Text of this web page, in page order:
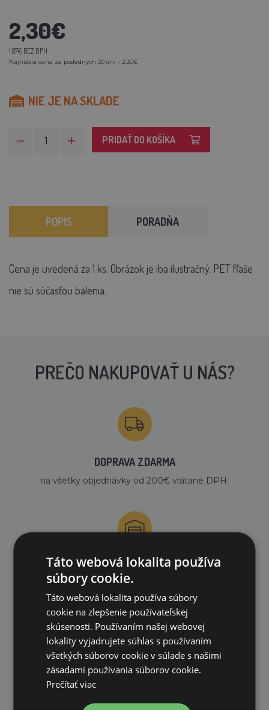
2,30€
1,87€ BEZ DPH
Najnižšia cena za posledných 30 dní - 2,30€
NIE JE NA SKLADE
PRIDAŤ DO KOŠÍKA
POPIS PORADŇA
Cena je uvedená za 1 ks. Obrázok je iba ilustračný. PET fľaše
nie sú súčasťou balenia.
PREČO NAKUPOVAŤ U NÁS?
DOPRAVA ZDARMA
na všetky objednávky od 200€ vrátane DPH.
VLASTNÝ SKLAD
99 % produktov držíme priamo skladom
RÝCHLE DODANIE
Táto webová lokalita používa
súbory cookie.
Táto webová lokalita používa súbory
cookie na zlepšenie používateľskej
skúsenosti. Používaním našej webovej
lokality vyjadrujete súhlas s používaním
všetkých súborov cookie v súlade s našimi
zásadami používania súborov cookie.
Prečítať viac